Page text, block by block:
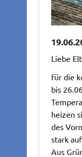
Liebe
für die
bis
heizen
des
stark auf.
Aus